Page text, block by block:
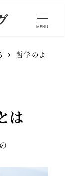
MENU
哲学のよ
は